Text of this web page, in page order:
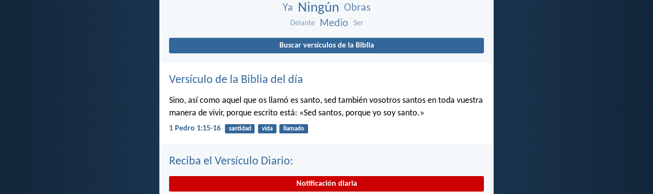
Ya Ningún Obras
Delante Medio Ser
Buscar versículos de la Biblia
Versículo de la Biblia del día
Sino, así como aquel que os llamó es santo, sed también vosotros santos en toda vuestra
manera de vivir, porque escrito está: «Sed santos, porque yo soy santo.»
1 Pedro 1:15-16 santidad vida llamado
Reciba el Versículo Diario:
Notificación diaria